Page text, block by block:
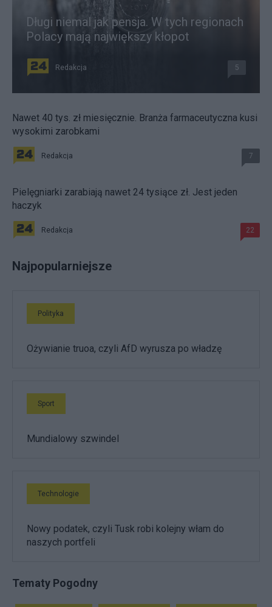
Długi niemal jak pensja. W tych regionach
Polacy mają największy kłopot
Redakcja 5
Nawet 40 tys. zł miesięcznie. Branża farmaceutyczna kusi
wysokimi zarobkami
Redakcja 7
Pielęgniarki zarabiają nawet 24 tysiące zł. Jest jeden
haczyk
Redakcja 22
Najpopularniejsze
Polityka
Ożywianie truoa, czyli AfD wyrusza po władzę
Sport
Mundialowy szwindel
Technologie
Nowy podatek, czyli Tusk robi kolejny włam do
naszych portfeli
Tematy Pogodny